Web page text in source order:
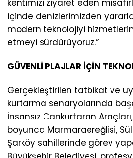
kentimizi ziyaret eden
içinde denizlerimizden
modern teknolojiyi
etmeyi sürdürüyoruz.”
GÜVENLİ PLAJLAR İÇİN
Gerçekleştirilen tatbikat ve
kurtarma senaryolarında
İnsansız Cankurtaran
boyunca Marmaraereğlisi,
Şarköy sahillerinde görev